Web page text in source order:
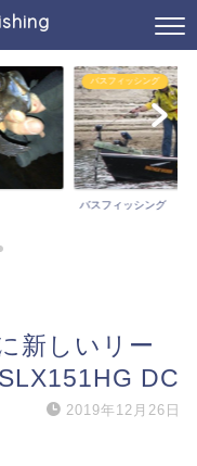
バスフィッシング
バスフィッシング
新しいリー
DC
2019年12月26日